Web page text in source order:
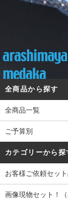
全商品から探す
全商品一覧
ご予算別
カテゴリーから探
お客様ご依頼セッ
画像現物セット！